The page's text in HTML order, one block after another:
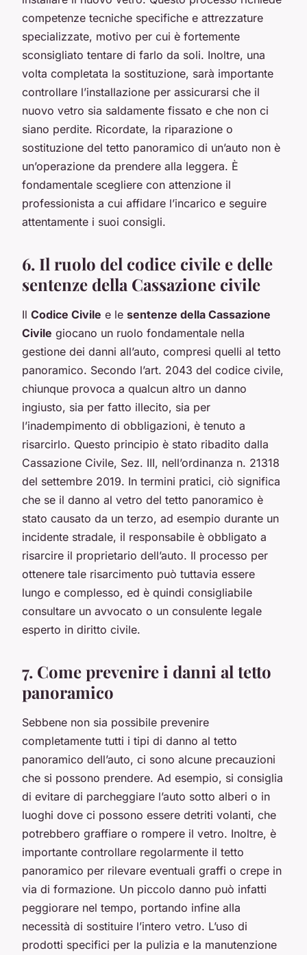
competenze tecniche specifiche e attrezzature
specializzate, motivo per cui è fortemente
sconsigliato tentare di farlo da soli. Inoltre, una
volta completata la sostituzione, sarà importante
controllare l’installazione per assicurarsi che il
nuovo vetro sia saldamente fissato e che non ci
siano perdite. Ricordate, la riparazione o
sostituzione del tetto panoramico di un’auto non è
un’operazione da prendere alla leggera. È
fondamentale scegliere con attenzione il
professionista a cui affidare l’incarico e seguire
attentamente i suoi consigli.
6. Il ruolo del codice civile e delle
sentenze della Cassazione civile
Il Codice Civile e le sentenze della Cassazione
Civile giocano un ruolo fondamentale nella
gestione dei danni all’auto, compresi quelli al tetto
panoramico. Secondo l’art. 2043 del codice civile,
chiunque provoca a qualcun altro un danno
ingiusto, sia per fatto illecito, sia per
l’inadempimento di obbligazioni, è tenuto a
risarcirlo. Questo principio è stato ribadito dalla
Cassazione Civile, Sez. III, nell’ordinanza n. 21318
del settembre 2019. In termini pratici, ciò significa
che se il danno al vetro del tetto panoramico è
stato causato da un terzo, ad esempio durante un
incidente stradale, il responsabile è obbligato a
risarcire il proprietario dell’auto. Il processo per
ottenere tale risarcimento può tuttavia essere
lungo e complesso, ed è quindi consigliabile
consultare un avvocato o un consulente legale
esperto in diritto civile.
7. Come prevenire i danni al tetto
panoramico
Sebbene non sia possibile prevenire
completamente tutti i tipi di danno al tetto
panoramico dell’auto, ci sono alcune precauzioni
che si possono prendere. Ad esempio, si consiglia
di evitare di parcheggiare l’auto sotto alberi o in
luoghi dove ci possono essere detriti volanti, che
potrebbero graffiare o rompere il vetro. Inoltre, è
importante controllare regolarmente il tetto
panoramico per rilevare eventuali graffi o crepe in
via di formazione. Un piccolo danno può infatti
peggiorare nel tempo, portando infine alla
necessità di sostituire l’intero vetro. L’uso di
prodotti specifici per la pulizia e la manutenzione